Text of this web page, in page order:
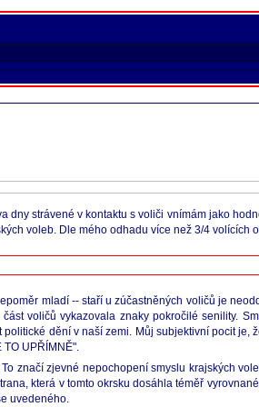
strávené v kontaktu s voliči vnímám jako
voleb. Dle mého odhadu více než 3/4 volících
mladí -- staří u zúčastněných voličů je
voličů vykazovala znaky pokročilé senility.
dění v naší zemi. Můj subjektivní pocit je,
UPŘÍMNĚ".
značí zjevné nepochopení smyslu krajských
která v tomto okrsku dosáhla téměř
uvedeného.